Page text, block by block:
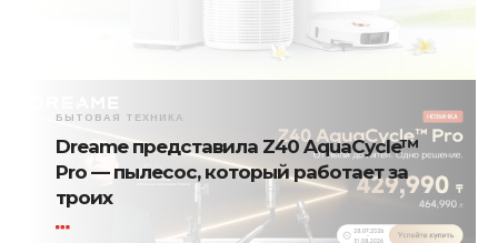
БЫТОВАЯ ТЕХНИКА
Dreame представила Z40 AquaCycle™
Pro — пылесос, который работает за
троих